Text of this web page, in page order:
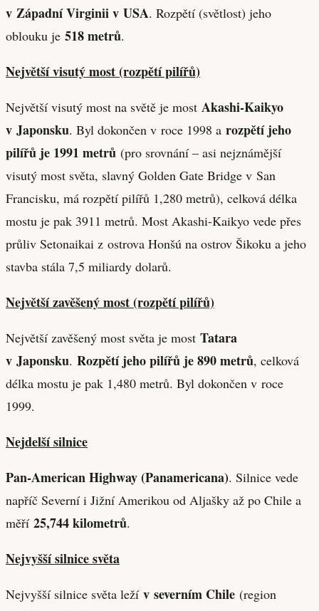
v Západní Virginii v USA. Rozpětí (světlost) jeho
oblouku je 518 metrů.
Největší visutý most (rozpětí pilířů)
Největší visutý most na světě je most Akashi-Kaikyo
v Japonsku. Byl dokončen v roce 1998 a rozpětí jeho
pilířů je 1991 metrů (pro srovnání – asi nejznámější
visutý most světa, slavný Golden Gate Bridge v San
Francisku, má rozpětí pilířů 1,280 metrů), celková délka
mostu je pak 3911 metrů. Most Akashi-Kaikyo vede přes
průliv Setonaikai z ostrova Honšú na ostrov Šikoku a jeho
stavba stála 7,5 miliardy dolarů.
Největší zavěšený most (rozpětí pilířů)
Největší zavěšený most světa je most Tatara
v Japonsku. Rozpětí jeho pilířů je 890 metrů, celková
délka mostu je pak 1,480 metrů. Byl dokončen v roce
1999.
Nejdelší silnice
Pan-American Highway (Panamericana). Silnice vede
napříč Severní i Jižní Amerikou od Aljašky až po Chile a
měří 25,744 kilometrů.
Nejvyšší silnice světa
Nejvyšší silnice světa leží v severním Chile (region